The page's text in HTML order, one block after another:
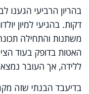
דקות. בהגיעי למיון
משתנות והתחילה
האטות בדופק בעוד
ללידה, אך העובר
בדיעבד הבנתי שזה